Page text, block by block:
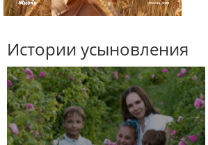
Истории усыновления